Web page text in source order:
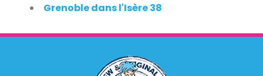
Grenoble dans l'Isère 38